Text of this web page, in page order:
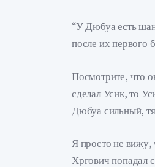
“У Дюбуа есть
после их первого
Посмотрите, что
сделал Усик, то
Дюбуа сильный,
Я просто не
Хргович попадал